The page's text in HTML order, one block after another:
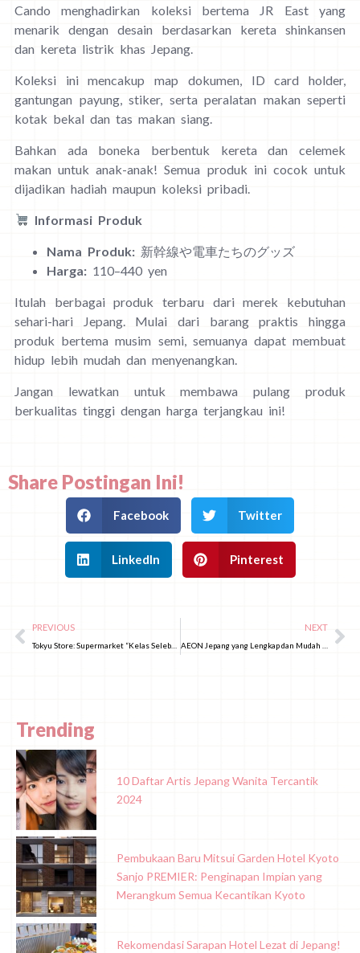
Cando menghadirkan koleksi bertema JR East yang
menarik dengan desain berdasarkan kereta shinkansen
dan kereta listrik khas Jepang.
Koleksi ini mencakup map dokumen, ID card holder,
gantungan payung, stiker, serta peralatan makan seperti
kotak bekal dan tas makan siang.
Bahkan ada boneka berbentuk kereta dan celemek
makan untuk anak-anak! Semua produk ini cocok untuk
dijadikan hadiah maupun koleksi pribadi.
Informasi Produk
Nama Produk: 新幹線や電車たちのグッズ
Harga: 110–440 yen
Itulah berbagai produk terbaru dari merek kebutuhan
sehari-hari Jepang. Mulai dari barang praktis hingga
produk bertema musim semi, semuanya dapat membuat
hidup lebih mudah dan menyenangkan.
Jangan lewatkan untuk membawa pulang produk
berkualitas tinggi dengan harga terjangkau ini!
Share Postingan Ini!
Facebook Twitter
LinkedIn Pinterest
PREVIOUS NEXT
Trending
10 Daftar Artis Jepang Wanita Tercantik
2024
Pembukaan Baru Mitsui Garden Hotel Kyoto
Sanjo PREMIER: Penginapan Impian yang
Merangkum Semua Kecantikan Kyoto
Rekomendasi Sarapan Hotel Lezat di Jepang!